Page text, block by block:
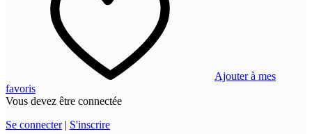
Ajouter à mes
favoris
Vous devez être connectée
Se connecter| S'inscrire